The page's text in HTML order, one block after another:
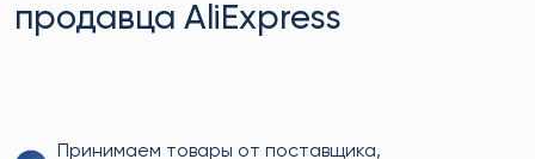
продавца AliExpress
Принимаем товары от поставщика,